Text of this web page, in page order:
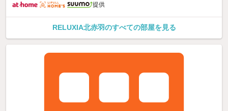
提供
RELUXIA北赤羽のすべての部屋を見る